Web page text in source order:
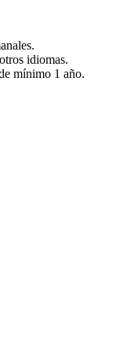
idiomas.
mínimo 1 año.